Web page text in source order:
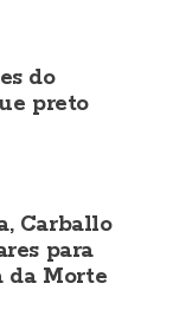
do
preto
Carballo
para
da Morte